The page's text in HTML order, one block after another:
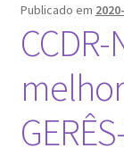
Publicado em